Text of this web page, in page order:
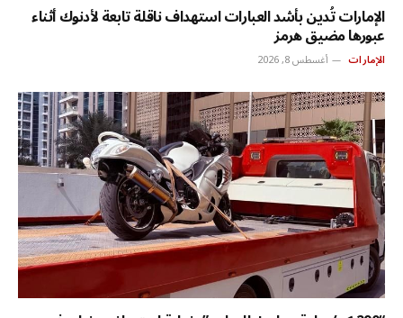
الإمارات تُدين بأشد العبارات استهداف ناقلة تابعة لأدنوك أثناء
عبورها مضيق هرمز
الإمارات أغسطس 8, 2026